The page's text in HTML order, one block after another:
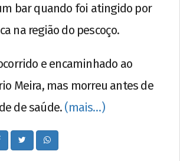
bar quando foi atingido por
na região do pescoço.
e encaminhado ao
Meira, mas morreu antes de
de saúde. (mais…)